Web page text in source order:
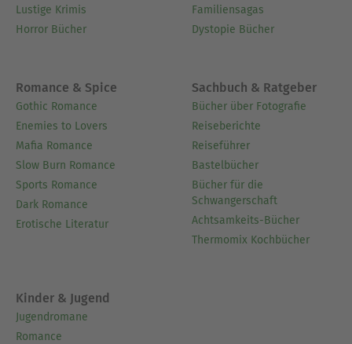
Lustige Krimis
Horror Bücher
Familiensagas
Dystopie Bücher
Romance & Spice
Gothic Romance
Enemies to Lovers
Mafia Romance
Slow Burn Romance
Sports Romance
Dark Romance
Erotische Literatur
Sachbuch & Ratgeber
Bücher über Fotografie
Reiseberichte
Reiseführer
Bastelbücher
Bücher für die
Schwangerschaft
Achtsamkeits-Bücher
Thermomix Kochbücher
Kinder & Jugend
Jugendromane
Romance